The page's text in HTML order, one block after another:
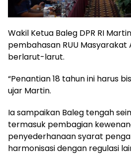
Wakil Ketua Baleg DPR RI
pembahasan RUU
berlarut-larut.
“Penantian 18 tahun ini harus
ujar Martin.
Ia sampaikan Baleg tengah
termasuk pembagian
penyederhanaan syarat
harmonisasi dengan regulasi